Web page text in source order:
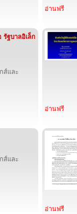
อ่านฟรี
รัฐบาลอิเล็ก
ส์และ
อ่านฟรี
ส์และ
อ่านฟรี